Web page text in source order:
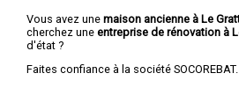
Vous avez une maison ancienne à Le
cherchez une entreprise de rénovation à
d'état ?
Faites confiance à la société SOCOREBAT.